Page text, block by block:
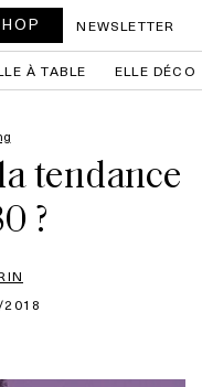
NEWSLETTER
À TABLE ELLE DÉCO
tendance
?
2018